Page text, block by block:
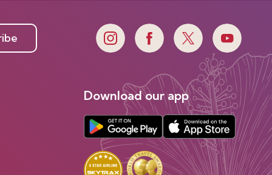
Download our app